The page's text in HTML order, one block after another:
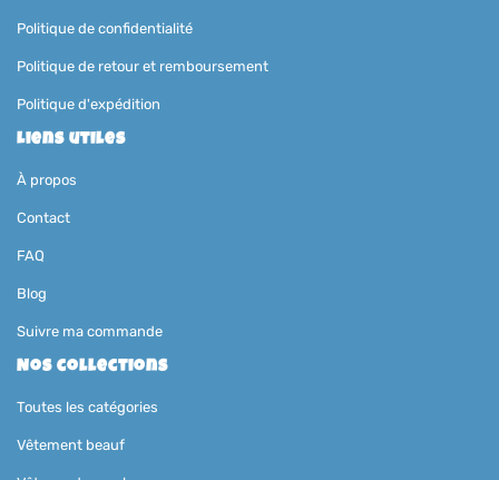
Politique de confidentialité
Politique de retour et remboursement
Politique d'expédition
Liens utiles
À propos
Contact
FAQ
Blog
Suivre ma commande
Nos collections
Toutes les catégories
Vêtement beauf